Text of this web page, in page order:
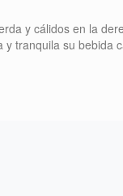
y cálidos en la
tranquila su bebida